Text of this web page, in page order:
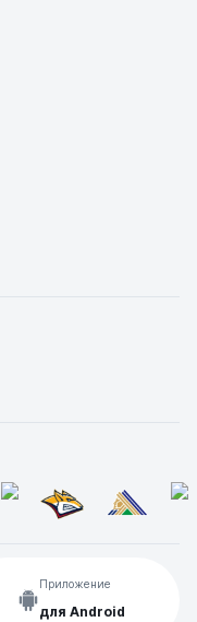
Приложение
для Android